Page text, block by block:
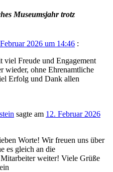
Museumsjahr trotz
2026 um 14:46 :
Freude und Engagement
wieder, ohne Ehrenamtliche
Erfolg und Dank allen
sagte am 12. Februar 2026
Worte! Wir freuen uns über
es gleich an die
weiter! Viele Grüße